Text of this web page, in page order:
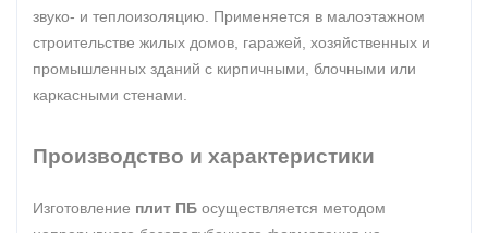
звуко- и теплоизоляцию. Применяется в малоэтажном
строительстве жилых домов, гаражей, хозяйственных и
промышленных зданий с кирпичными, блочными или
каркасными стенами.
Производство и характеристики
Изготовление плит ПБ осуществляется методом